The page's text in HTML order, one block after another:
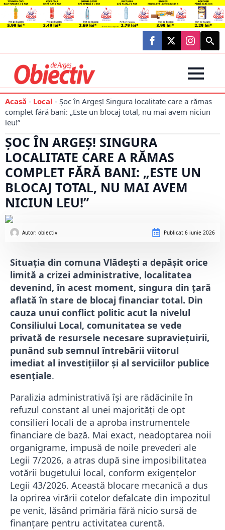
Search
for:
Acasă - Local - Șoc în Argeș! Singura localitate care a rămas
complet fără bani: „Este un blocaj total, nu mai avem niciun
leu!”
ȘOC ÎN ARGEȘ! SINGURA
LOCALITATE CARE A RĂMAS
COMPLET FĂRĂ BANI: „ESTE UN
BLOCAJ TOTAL, NU MAI AVEM
NICIUN LEU!”
Autor: obiectiv Publicat 6 iunie 2026
Situația din comuna Vlădești a depășit orice
limită a crizei administrative, localitatea
devenind, în acest moment, singura din țară
aflată în stare de blocaj financiar total. Din
cauza unui conflict politic acut la nivelul
Consiliului Local, comunitatea se vede
privată de resursele necesare supraviețuirii,
punând sub semnul întrebării viitorul
imediat al investițiilor și al serviciilor publice
esențiale.
​Paralizia administrativă își are rădăcinile în
refuzul constant al unei majorități de opt
consilieri locali de a aproba instrumentele
financiare de bază. Mai exact, neadoptarea noii
organigrame, impusă de noile prevederi ale
Legii 7/2026, a atras după sine imposibilitatea
votării bugetului local, conform exigențelor
Legii 43/2026. Această blocare mecanică a dus
la oprirea virării cotelor defalcate din impozitul
pe venit, lăsând primăria fără nicio sursă de
finanțare pentru activitatea curentă.